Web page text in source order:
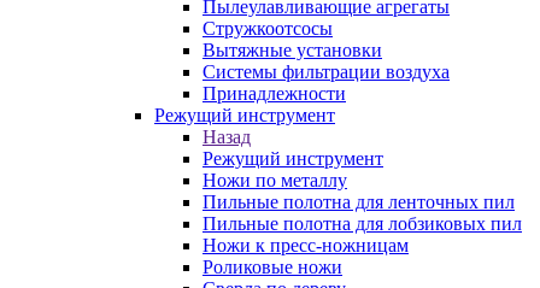
Пылеулавливающие агрегаты
Стружкоотсосы
Вытяжные установки
Системы фильтрации воздуха
Принадлежности
Режущий инструмент
Назад
Режущий инструмент
Ножи по металлу
Пильные полотна для ленточных пил
Пильные полотна для лобзиковых пил
Ножи к пресс-ножницам
Роликовые ножи